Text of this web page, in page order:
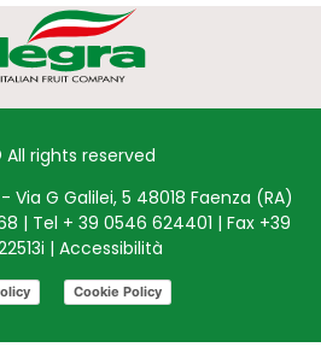
All rights reserved
Via G Galilei, 5 48018 Faenza (RA)
| Tel + 39 0546 624401 | Fax +39
| Accessibilità
Cookie Policy